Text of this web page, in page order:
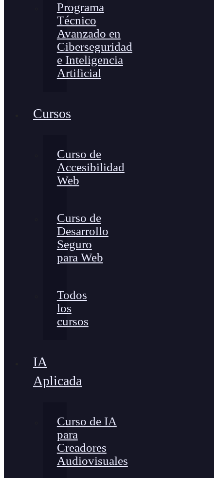
Programa
Técnico
Avanzado en
Ciberseguridad
e Inteligencia
Artificial
Cursos
Curso de
Accesibilidad
Web
Curso de
Desarrollo
Seguro
para Web
Todos
los
cursos
IA
Aplicada
Curso de IA
para
Creadores
Audiovisuales